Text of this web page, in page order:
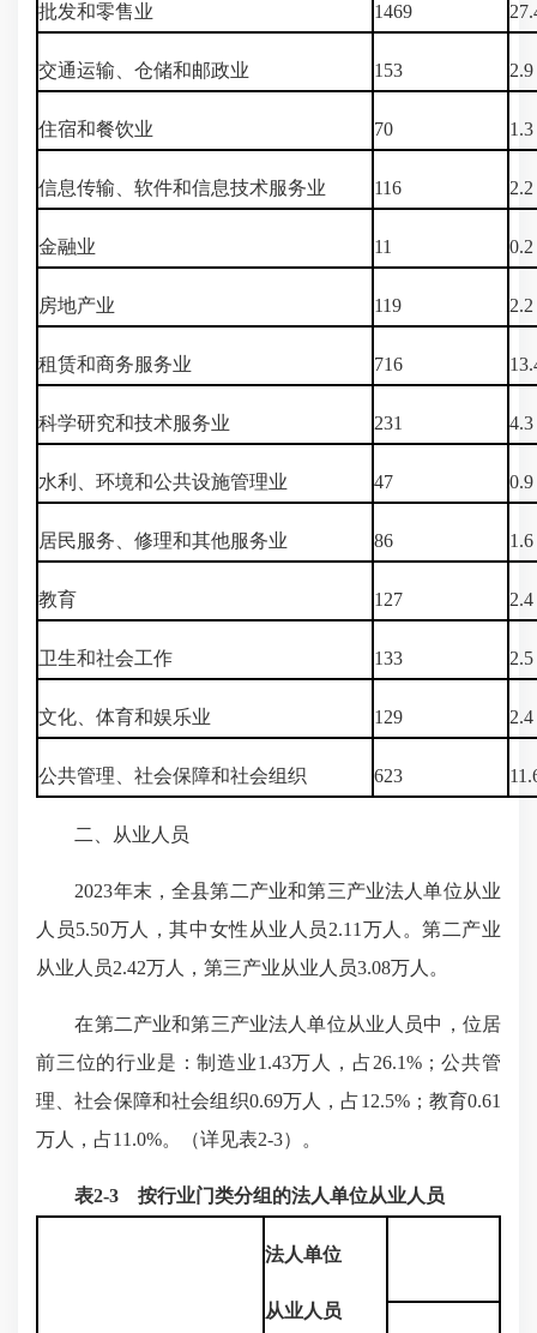
批发和零售业 1469
交通运输、仓储和邮政业 153 2.9
住宿和餐饮业 70 1.3
信息传输、软件和信息技术服务业 116 2.2
金融业 11 0.2
房地产业 119 2.2
租赁和商务服务业 716
科学研究和技术服务业 231 4.3
水利、环境和公共设施管理业 47 0.9
居民服务、修理和其他服务业 86 1.6
教育 127 2.4
卫生和社会工作 133 2.5
文化、体育和娱乐业 129 2.4
公共管理、社会保障和社会组织 623
二、从业人员
2023年末，全县第二产业和第三产业法人单位从业
人员5.50万人，其中女性从业人员2.11万人。第二产业
从业人员2.42万人，第三产业从业人员3.08万人。
在第二产业和第三产业法人单位从业人员中，位居
前三位的行业是：制造业1.43万人，占26.1%；公共管
理、社会保障和社会组织0.69万人，占12.5%；教育0.61
万人，占11.0%。（详见表2-3）。
表2-3 按行业门类分组的法人单位从业人员
法人单位
从业人员